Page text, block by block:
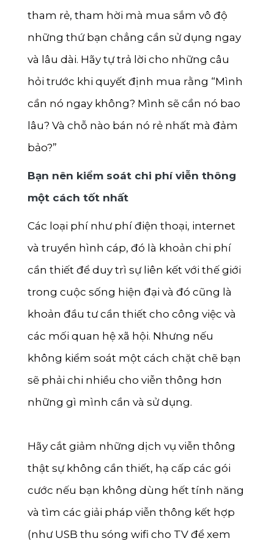
tham rẻ, tham hời mà mua sắm vô độ
những thứ bạn chẳng cần sử dụng ngay
và lâu dài. Hãy tự trả lời cho những câu
hỏi trước khi quyết định mua rằng “Mình
cần nó ngay không? Mình sẽ cần nó bao
lâu? Và chỗ nào bán nó rẻ nhất mà đảm
bảo?”
Bạn nên kiểm soát chi phí viễn thông
một cách tốt nhất
Các loại phí như phí điện thoại, internet
và truyền hình cáp, đó là khoản chi phí
cần thiết để duy trì sự liên kết với thế giới
trong cuộc sống hiện đại và đó cũng là
khoản đầu tư cần thiết cho công việc và
các mối quan hệ xã hội. Nhưng nếu
không kiểm soát một cách chặt chẽ bạn
sẽ phải chi nhiều cho viễn thông hơn
những gì mình cần và sử dụng.
Hãy cắt giảm những dịch vụ viễn thông
thật sự không cần thiết, hạ cấp các gói
cước nếu bạn không dùng hết tính năng
và tìm các giải pháp viễn thông kết hợp
(như USB thu sóng wifi cho TV để xem